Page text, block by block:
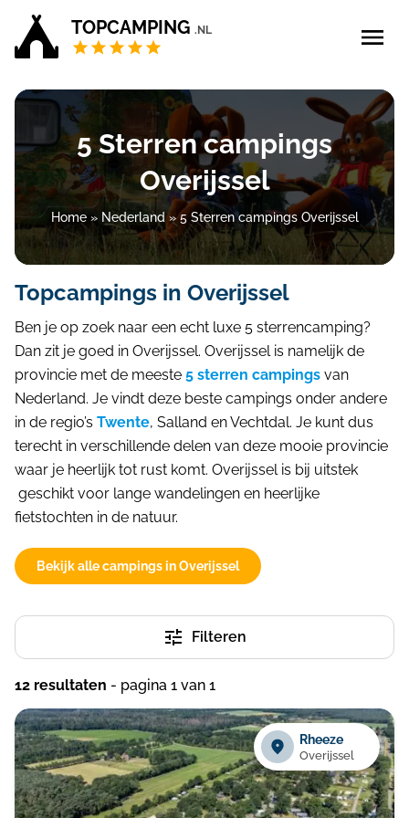
TOPCAMPING .NL
Blog
5 sterren campings
4 sterren campings
Campings Privé sanitair
Zoek & boek
Blog
5 Sterren campings
Overijssel
Home» Nederland»5 Sterren campings Overijssel
Regio
Nederland (12)
Overijssel (12)
Salland
Twente (5)
Vechtdal
(6)
Type verblijf
Sorteer op
Aantal sterren
Animatieteam (12)
Bootverhuur (2)
Huisdieren toegestaan (10)
Mindervaliden faciliteiten (7)
Sauna (4)
Topcampings in Overijssel
Ben je op zoek naar een echt luxe 5 sterrencamping?
Dan zit je goed in Overijssel. Overijssel is namelijk de
provincie met de meeste 5 sterren campings van
Nederland. Je vindt deze beste campings onder andere
in de regio’s Twente, Salland en Vechtdal. Je kunt dus
terecht in verschillende delen van deze mooie provincie
waar je heerlijk tot rust komt. Overijssel is bij uitstek
geschikt voor lange wandelingen en heerlijke
fietstochten in de natuur.
Bekijk alle campings in Overijssel
Filteren
12 resultaten - pagina 1 van 1
Rheeze
Overijssel